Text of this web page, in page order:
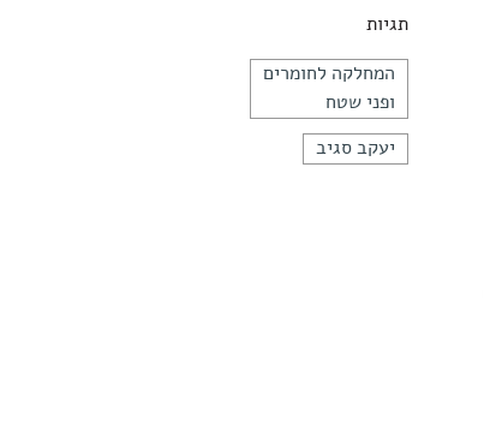
תגיות
המחלקה לחומרים
ופני שטח
יעקב סגיב